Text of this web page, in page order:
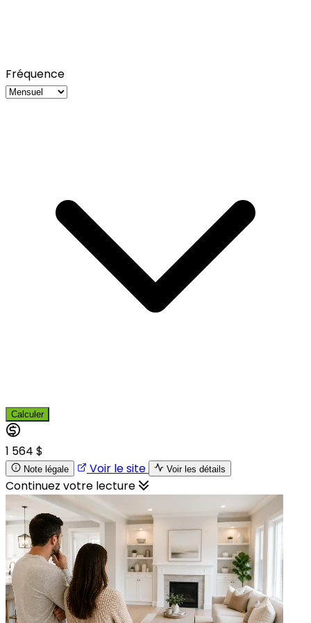
Fréquence
Calculer
1 564 $
Note légale Voir le site Voir les détails
Continuez votre lecture